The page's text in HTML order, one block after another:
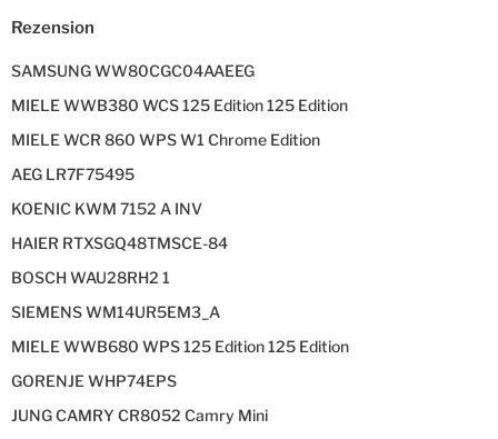
Rezension
SAMSUNG WW80CGC04AAEEG
MIELE WWB380 WCS 125 Edition 125 Edition
MIELE WCR 860 WPS W1 Chrome Edition
AEG LR7F75495
KOENIC KWM 7152 A INV
HAIER RTXSGQ48TMSCE-84
BOSCH WAU28RH2 1
SIEMENS WM14UR5EM3_A
MIELE WWB680 WPS 125 Edition 125 Edition
GORENJE WHP74EPS
JUNG CAMRY CR8052 Camry Mini